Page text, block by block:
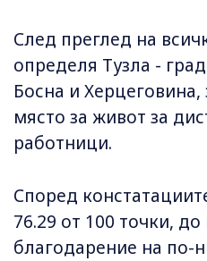
След преглед на
определя Тузла -
Босна и Херцеговина,
място за живот за
работници.
Според
76.29 от 100 точки,
благодарение на по-